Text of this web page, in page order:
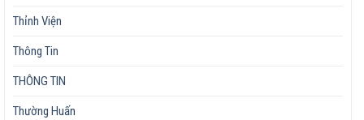
Thỉnh Viện
Thông Tin
THÔNG TIN
Thường Huấn